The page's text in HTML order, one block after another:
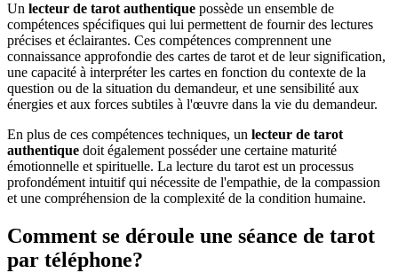
Un lecteur de tarot authentique possède un ensemble de
compétences spécifiques qui lui permettent de fournir des lectures
précises et éclairantes. Ces compétences comprennent une
connaissance approfondie des cartes de tarot et de leur signification,
une capacité à interpréter les cartes en fonction du contexte de la
question ou de la situation du demandeur, et une sensibilité aux
énergies et aux forces subtiles à l'œuvre dans la vie du demandeur.
En plus de ces compétences techniques, un lecteur de tarot
authentique doit également posséder une certaine maturité
émotionnelle et spirituelle. La lecture du tarot est un processus
profondément intuitif qui nécessite de l'empathie, de la compassion
et une compréhension de la complexité de la condition humaine.
Comment se déroule une séance de tarot
par téléphone?